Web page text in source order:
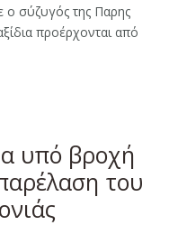
ο σύζυγός της Παρης
προέρχονται από
υπό βροχή
του